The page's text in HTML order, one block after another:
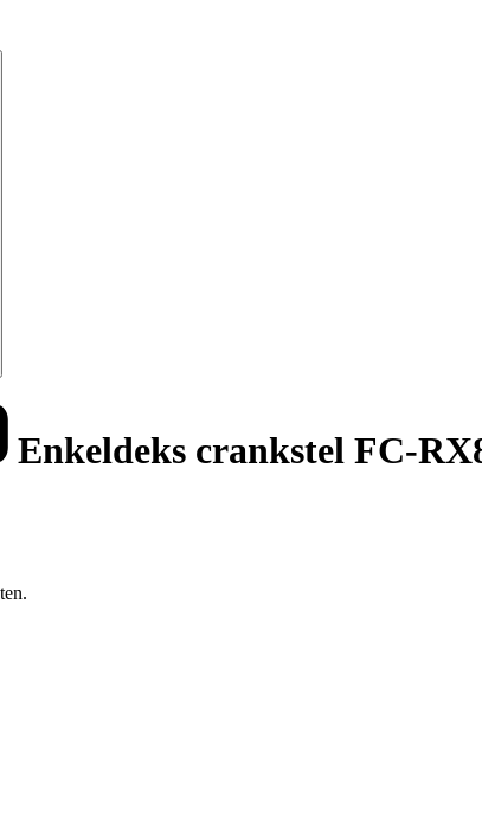
Enkeldeks crankstel FC-